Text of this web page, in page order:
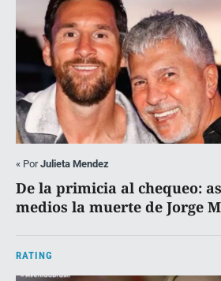
« PorJulieta Mendez
De la primicia al chequeo:
medios la muerte de Jorge
RATING